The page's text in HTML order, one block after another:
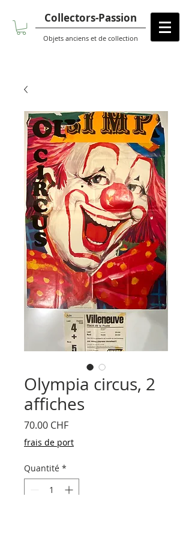
Collectors-Passion
Objets anciens et de collection
Olympia circus, 2
affiches
70.00 CHFPrix
frais de port
Quantité *